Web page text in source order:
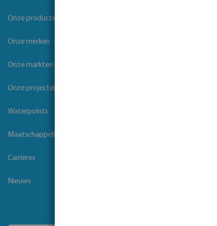
Onze producten
Onze merken
Onze markten
Onze projecten
Waterpoints
Maatschappelijk verantwoord ondernemen
Carrières
Nieuws